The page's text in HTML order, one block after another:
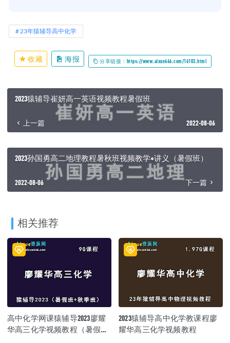
23年猿辅导高中化学
收藏 海报 分享链接：https://www.aixue666.com/16103.html
2023猿辅导崔妍高一英语视频教程暑假班
上一篇 2022-08-06
2023孙国勇高二地理教程暑秋班视频教学+讲义（暑假班）
2022-08-06 下一篇
相关推荐
高中化学网课猿辅导2023廖耀
华高三化学视频教程（暑假班
2023猿辅导高中化学教课程廖
耀华高三化学视频教程